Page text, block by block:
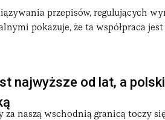
przepisów, regulujących
pokazuje, że ta współpraca
najwyższe od lat, a
za naszą wschodnią granicą toczy